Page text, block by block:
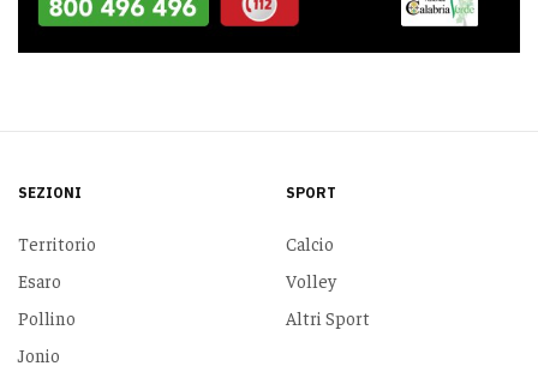
SEZIONI
Territorio
Esaro
Pollino
Jonio
SPORT
Calcio
Volley
Altri Sport